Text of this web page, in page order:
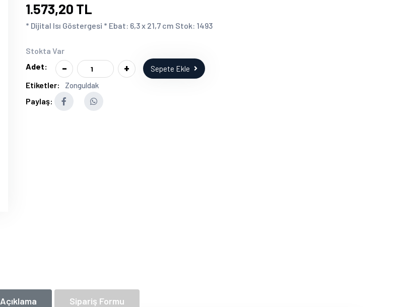
1.573,20 TL
* Dijital Isı Göstergesi * Ebat: 6,3 x 21,7 cm Stok: 1493
Stokta Var
Adet:
- + Sepete Ekle
Etiketler: Zonguldak
Paylaş:
Açıklama Sipariş Formu